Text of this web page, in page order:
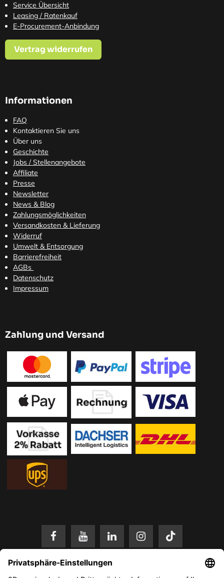
Service Übersicht
Leasing / Ratenkauf
E-Procurement-Anbindung
Vertrag widerrufen
Informationen
FAQ
Kontaktieren Sie uns
Über uns
Geschichte
Jobs / Stellenangebote
Affiliate
Presse
Newsletter
News & Blog
Zahlungsmöglichkeiten
Versandkosten & Lieferung
Widerruf
Umwelt & Entsorgung
Barrierefreiheit
AGBs
Datenschutz
Impressum
Zahlung und Versand
* Alle Preise in EUR inkl. gesetzl. Mehrwertsteuer zzgl. Versandkosten.
Änderungen und Irrtümer vorbehalten. Nur solange der Vorrat reicht.